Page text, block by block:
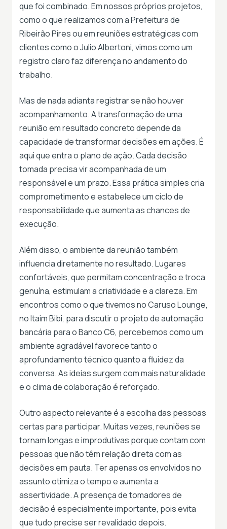
que foi combinado. Em nossos próprios projetos,
como o que realizamos com a Prefeitura de
Ribeirão Pires ou em reuniões estratégicas com
clientes como o Julio Albertoni, vimos como um
registro claro faz diferença no andamento do
trabalho.
Mas de nada adianta registrar se não houver
acompanhamento. A transformação de uma
reunião em resultado concreto depende da
capacidade de transformar decisões em ações. É
aqui que entra o plano de ação. Cada decisão
tomada precisa vir acompanhada de um
responsável e um prazo. Essa prática simples cria
comprometimento e estabelece um ciclo de
responsabilidade que aumenta as chances de
execução.
Além disso, o ambiente da reunião também
influencia diretamente no resultado. Lugares
confortáveis, que permitam concentração e troca
genuína, estimulam a criatividade e a clareza. Em
encontros como o que tivemos no Caruso Lounge,
no Itaim Bibi, para discutir o projeto de automação
bancária para o Banco C6, percebemos como um
ambiente agradável favorece tanto o
aprofundamento técnico quanto a fluidez da
conversa. As ideias surgem com mais naturalidade
e o clima de colaboração é reforçado.
Outro aspecto relevante é a escolha das pessoas
certas para participar. Muitas vezes, reuniões se
tornam longas e improdutivas porque contam com
pessoas que não têm relação direta com as
decisões em pauta. Ter apenas os envolvidos no
assunto otimiza o tempo e aumenta a
assertividade. A presença de tomadores de
decisão é especialmente importante, pois evita
que tudo precise ser revalidado depois.